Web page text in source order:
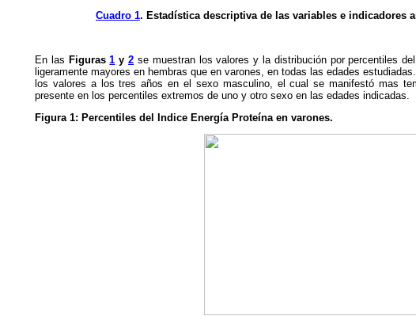
Cuadro 1. Estadística descriptiva de las variables e indicadores
En las Figuras1 y2 se muestran los valores y la distribución por percentiles
ligeramente mayores en hembras que en varones, en todas las edades
los valores a los tres años en el sexo masculino, el cual se manifestó mas
presente en los percentiles extremos de uno y otro sexo en las edades indicadas.
Figura 1: Percentiles del Indice Energía Proteína en varones.